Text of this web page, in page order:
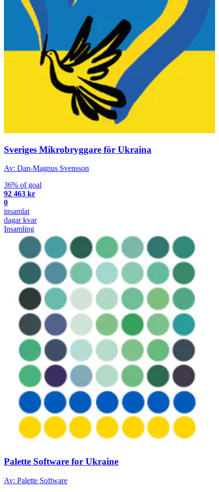
Sveriges Mikrobryggare för Ukraina
Av: Dan-Magnus Svensson
36% of goal
92 463 kr
0
insamlat
dagar kvar
Insamling
Palette Software for Ukraine
Av: Palette Software